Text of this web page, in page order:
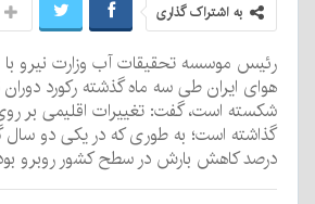
به اشتراک گذاری
رئیس موسسه تحقیقات آب وزارت نیرو با
هوای ایران طی سه ماه گذشته رکورد
شکسته است، گفت: تغییرات اقلیمی بر
درصد کاهش بارش در سطح کشور روبرو